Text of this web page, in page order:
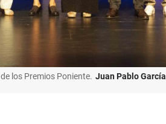
los Premios Poniente. Juan Pablo García